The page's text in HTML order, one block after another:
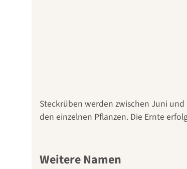
Steckrüben werden zwischen Juni
den einzelnen Pflanzen. Die Ernte
Weitere Namen